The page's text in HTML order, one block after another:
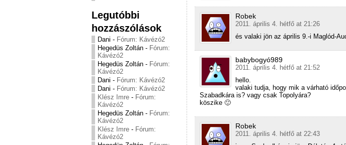
Legutóbbi
hozzászólások
Dani - Fórum: Kávézó2
Hegedüs Zoltán - Fórum:
Kávézó2
Hegedüs Zoltán - Fórum:
Kávézó2
Dani - Fórum: Kávézó2
Dani - Fórum: Kávézó2
Klész Imre - Fórum:
Kávézó2
Hegedüs Zoltán - Fórum:
Kávézó2
Klész Imre - Fórum:
Kávézó2
Robek
2011. április 4. hétfő at 21:26
és valaki jön az április 9.-i Maglód-
babybogyó989
2011. április 4. hétfő at 21:52
hello.
valaki tudja, hogy mik a várható
Szabadkára is? vagy csak Topolyára?
köszike 🙂
Robek
2011. április 4. hétfő at 22:43